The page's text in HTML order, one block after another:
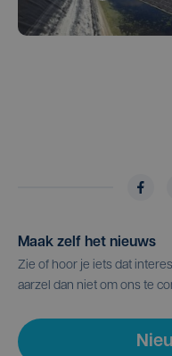
Maak zelf het nieuws
Zie of hoor je iets dat
aarzel dan niet om ons te